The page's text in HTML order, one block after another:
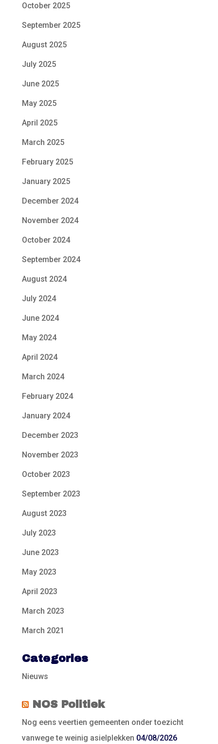
October 2025
September 2025
August 2025
July 2025
June 2025
May 2025
April 2025
March 2025
February 2025
January 2025
December 2024
November 2024
October 2024
September 2024
August 2024
July 2024
June 2024
May 2024
April 2024
March 2024
February 2024
January 2024
December 2023
November 2023
October 2023
September 2023
August 2023
July 2023
June 2023
May 2023
April 2023
March 2023
March 2021
Categories
Nieuws
NOS Politiek
Nog eens veertien gemeenten onder toezicht
vanwege te weinig asielplekken 04/08/2026